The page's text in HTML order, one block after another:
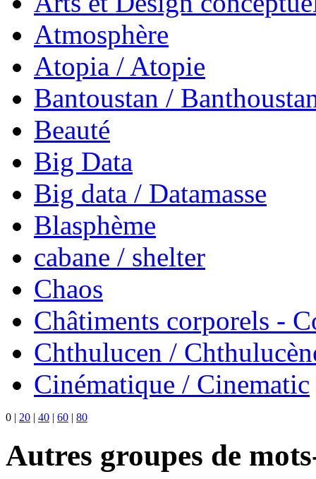
Atmosphère
Atopia / Atopie
Bantoustan /
Beauté
Big Data
Big data / Datamasse
Blasphème
cabane / shelter
Chaos
Châtiments corporels -
Chthulucen /
Cinématique / Cinematic
0 | 20 | 40 | 60 | 80
Autres groupes de